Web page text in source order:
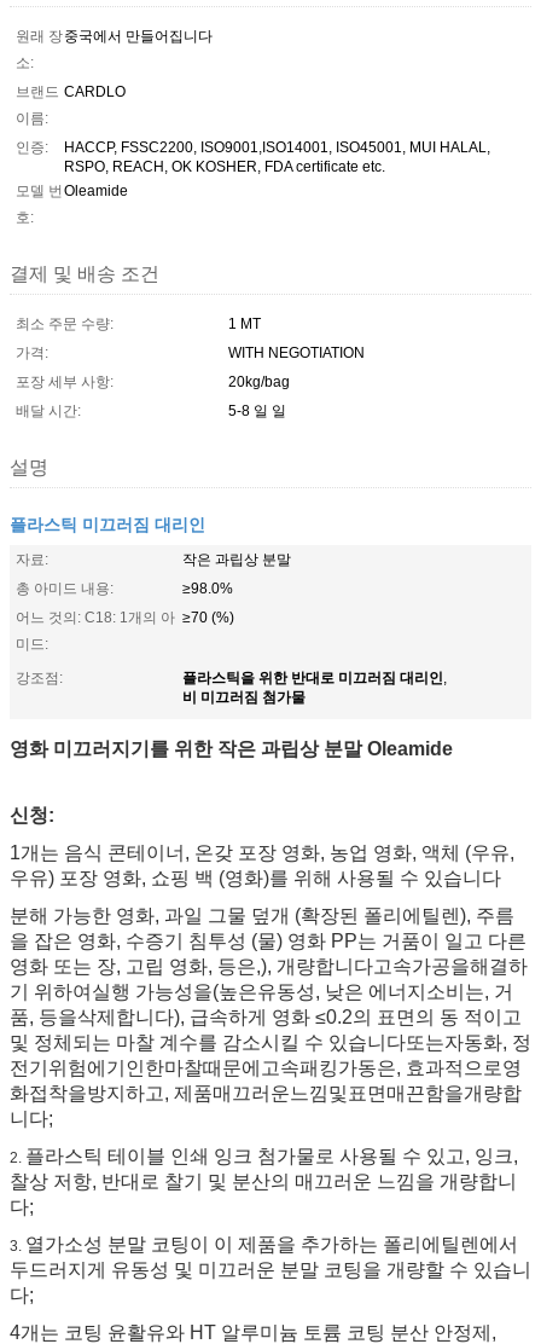
원래 장
소:
중국에서 만들어집니다
브랜드
이름:
CARDLO
인증:
HACCP, FSSC2200, ISO9001,ISO14001, ISO45001, MUI HALAL,
RSPO, REACH, OK KOSHER, FDA certificate etc.
모델 번
호:
Oleamide
결제 및 배송 조건
최소 주문 수량:
1 MT
가격:
WITH NEGOTIATION
포장 세부 사항:
20kg/bag
배달 시간:
5-8 일 일
설명
플라스틱 미끄러짐 대리인
자료:
작은 과립상 분말
총 아미드 내용:
≥98.0%
어느 것의: C18: 1개의 아
미드:
≥70 (%)
강조점: 플라스틱을 위한 반대로 미끄러짐 대리인,
비 미끄러짐 첨가물
영화 미끄러지기를 위한 작은 과립상 분말 Oleamide
신청:
1개는 음식 콘테이너, 온갖 포장 영화, 농업 영화, 액체 (우유,
우유) 포장 영화, 쇼핑 백 (영화)를 위해 사용될 수 있습니다
분해 가능한 영화, 과일 그물 덮개 (확장된 폴리에틸렌), 주름
을 잡은 영화, 수증기 침투성 (물) 영화 PP는 거품이 일고 다른
영화 또는 장, 고립 영화, 등은,), 개량합니다고속가공을해결하
기 위하여실행 가능성을(높은유동성, 낮은 에너지소비는, 거
품, 등을삭제합니다), 급속하게 영화 ≤0.2의 표면의 동 적이고
및 정체되는 마찰 계수를 감소시킬 수 있습니다또는자동화, 정
전기위험에기인한마찰때문에고속패킹가동은, 효과적으로영
화접착을방지하고, 제품매끄러운느낌및표면매끈함을개량합
니다;
2. 플라스틱 테이블 인쇄 잉크 첨가물로 사용될 수 있고, 잉크,
찰상 저항, 반대로 찰기 및 분산의 매끄러운 느낌을 개량합니
다;
3. 열가소성 분말 코팅이 이 제품을 추가하는 폴리에틸렌에서
두드러지게 유동성 및 미끄러운 분말 코팅을 개량할 수 있습니
다;
4개는 코팅 윤활유와 HT 알루미늄 토륨 코팅 분산 안정제,